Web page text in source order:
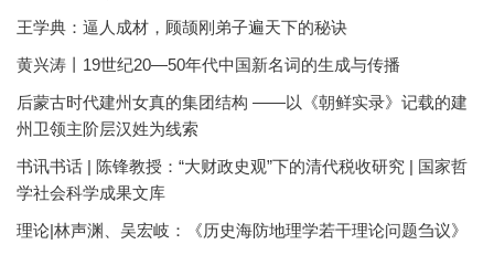
王学典：逼人成材，顾颉刚弟子遍天下的秘诀
黄兴涛丨19世纪20—50年代中国新名词的生成与传播
后蒙古时代建州女真的集团结构 ——以《朝鲜实录》记载的建
州卫领主阶层汉姓为线索
书讯书话 | 陈锋教授：“大财政史观”下的清代税收研究 | 国家哲
学社会科学成果文库
理论|林声渊、吴宏岐：《历史海防地理学若干理论问题刍议》